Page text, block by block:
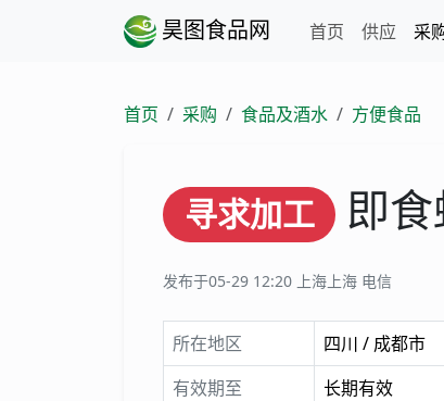
昊图食品网 首页 供应 采
首页 采购 食品及酒水 方便食品
寻求加工 即
发布于05-29 12:20 上海上海 电信
所在地区
四川 / 成都市
有效期至
长期有效